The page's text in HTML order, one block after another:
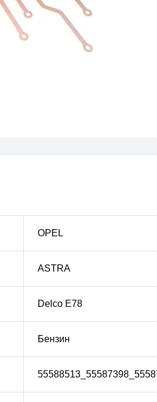
OPEL
ASTRA
Delco E78
Бензин